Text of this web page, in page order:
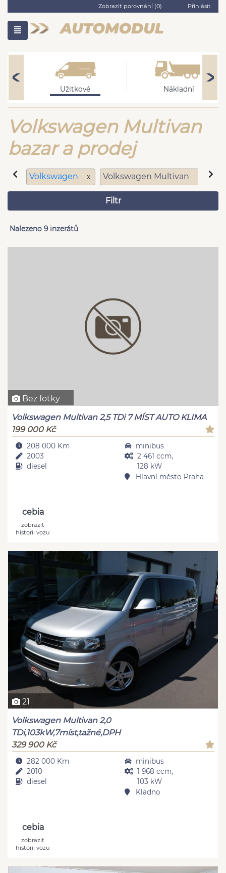
Zobrazit porovnání (0) Přihlásit
Užitkové Nákladní
Volkswagen Multivan
bazar a prodej
Volkswagen x Volkswagen Multivan x
Filtr
Nalezeno 9 inzerátů
Bez fotky
Volkswagen Multivan 2,5 TDi 7 MÍST AUTO KLIMA
199 000 Kč
208 000 Km
2003
diesel
minibus
2 461 ccm,
128 kW
Hlavní město Praha
cebia
zobrazit
historii vozu
21
Volkswagen Multivan 2,0
TDi,103kW,7míst,tažné,DPH
329 900 Kč
282 000 Km
2010
diesel
minibus
1 968 ccm,
103 kW
Kladno
cebia
zobrazit
historii vozu